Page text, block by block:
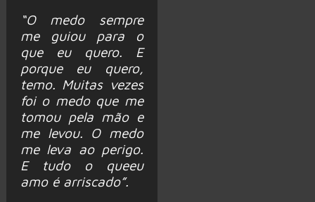
“O medo sempre
me guiou para o
que eu quero. E
porque eu quero,
temo. Muitas vezes
foi o medo que me
tomou pela mão e
me levou. O medo
me leva ao perigo.
E tudo o queeu
amo é arriscado”.